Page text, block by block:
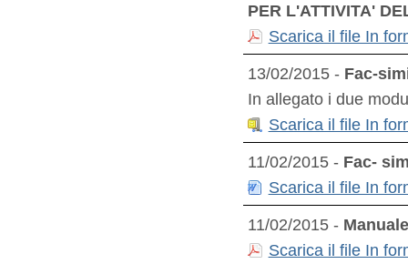
PER L'ATTIVITA'
Scarica il file In
13/02/2015 - Fac-
In allegato i due
Scarica il file In
11/02/2015 - Fac-
Scarica il file In
11/02/2015 -
Scarica il file In